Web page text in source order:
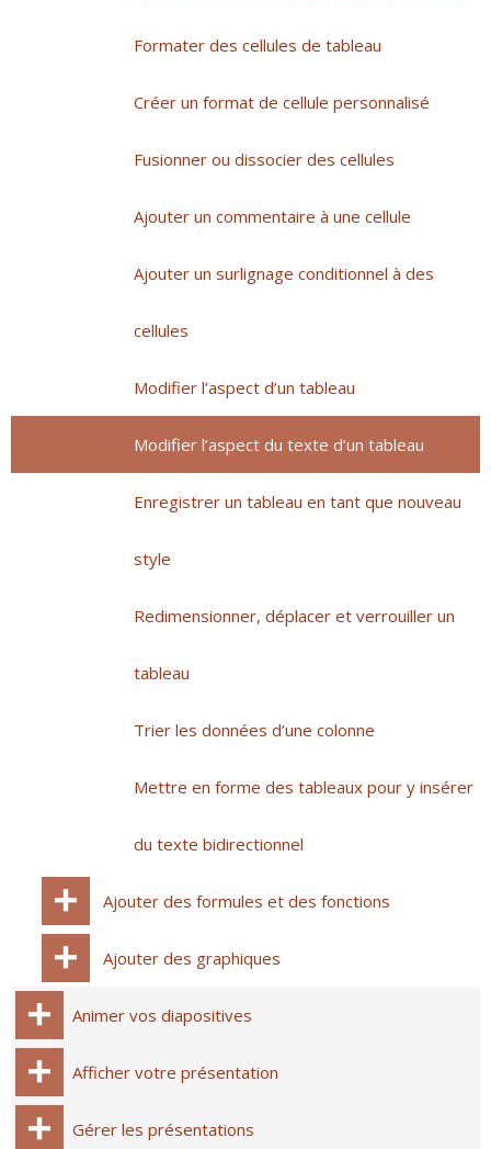
Formater des cellules de tableau
Créer un format de cellule personnalisé
Fusionner ou dissocier des cellules
Ajouter un commentaire à une cellule
Ajouter un surlignage conditionnel à des
cellules
Modifier l’aspect d’un tableau
Modifier l’aspect du texte d’un tableau
Enregistrer un tableau en tant que nouveau
style
Redimensionner, déplacer et verrouiller un
tableau
Trier les données d’une colonne
Mettre en forme des tableaux pour y insérer
du texte bidirectionnel
Ajouter des formules et des fonctions
Ajouter des graphiques
Animer vos diapositives
Afficher votre présentation
Gérer les présentations